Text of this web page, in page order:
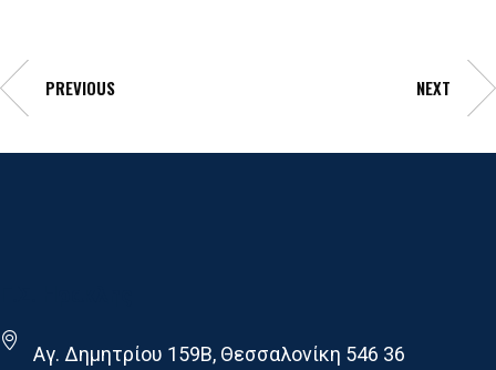
PREVIOUS NEXT
Αγ. Δημητρίου 159Β, Θεσσαλονίκη 546 36